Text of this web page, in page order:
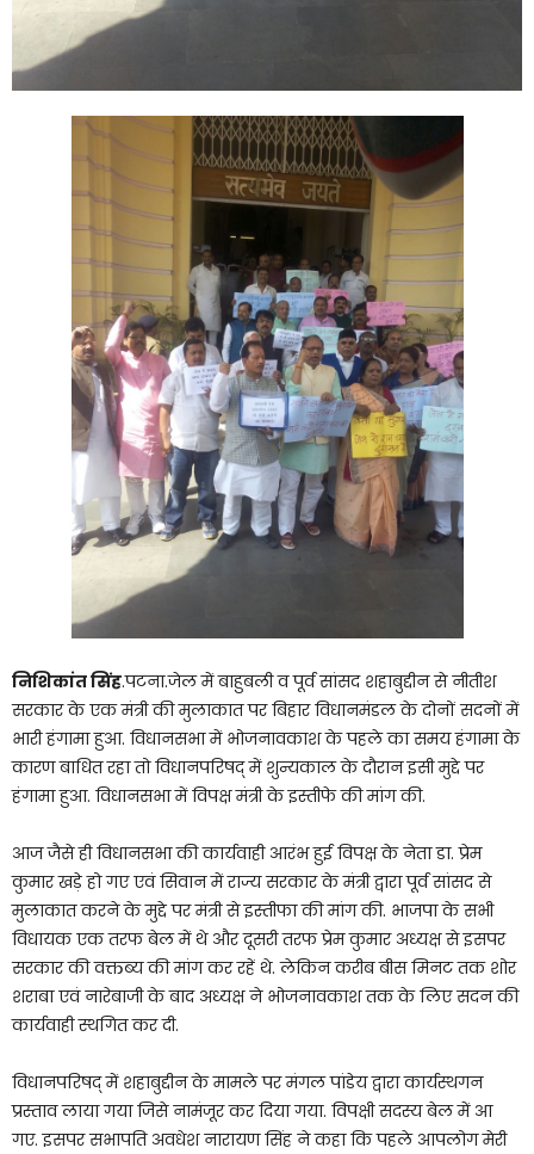
निशिकांत सिंह.पटना.जेल में बाहुबली व पूर्व सांसद शहाबुद्दीन से नीतीश
सरकार के एक मंत्री की मुलाकात पर बिहार विधानमंडल के दोनों सदनों में
भारी हंगामा हुआ. विधानसभा में भोजनावकाश के पहले का समय हंगामा के
कारण बाधित रहा तो विधानपरिषद् में शुन्यकाल के दौरान इसी मुद्दे पर
हंगामा हुआ. विधानसभा में विपक्ष मंत्री के इस्तीफे की मांग की.
आज जैसे ही विधानसभा की कार्यवाही आरंभ हुई विपक्ष के नेता डा. प्रेम
कुमार खड़े हो गए एवं सिवान में राज्य सरकार के मंत्री द्वारा पूर्व सांसद से
मुलाकात करने के मुद्दे पर मंत्री से इस्तीफा की मांग की. भाजपा के सभी
विधायक एक तरफ बेल में थे और दूसरी तरफ प्रेम कुमार अध्यक्ष से इसपर
सरकार की वक्तब्य की मांग कर रहें थे. लेकिन करीब बीस मिनट तक शोर
शराबा एवं नारेबाजी के बाद अध्यक्ष ने भोजनावकाश तक के लिए सदन की
कार्यवाही स्थगित कर दी.
विधानपरिषद् में शहाबुद्दीन के मामले पर मंगल पांडेय द्वारा कार्यस्थगन
प्रस्ताव लाया गया जिसे नामंजूर कर दिया गया. विपक्षी सदस्य बेल में आ
गए. इसपर सभापति अवधेश नारायण सिंह ने कहा कि पहले आपलोग मेरी